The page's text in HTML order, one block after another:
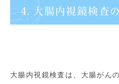
4. 大腸内視鏡検査
大腸内視鏡検査は、大腸がん